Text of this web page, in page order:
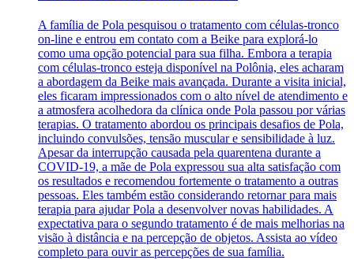
A família de Pola pesquisou o tratamento com células-tronco
on-line e entrou em contato com a Beike para explorá-lo
como uma opção potencial para sua filha. Embora a terapia
com células-tronco esteja disponível na Polônia, eles acharam
a abordagem da Beike mais avançada. Durante a visita inicial,
eles ficaram impressionados com o alto nível de atendimento e
a atmosfera acolhedora da clínica onde Pola passou por várias
terapias. O tratamento abordou os principais desafios de Pola,
incluindo convulsões, tensão muscular e sensibilidade à luz.
Apesar da interrupção causada pela quarentena durante a
COVID-19, a mãe de Pola expressou sua alta satisfação com
os resultados e recomendou fortemente o tratamento a outras
pessoas. Eles também estão considerando retornar para mais
terapia para ajudar Pola a desenvolver novas habilidades. A
expectativa para o segundo tratamento é de mais melhorias na
visão à distância e na percepção de objetos. Assista ao vídeo
completo para ouvir as percepções de sua família.